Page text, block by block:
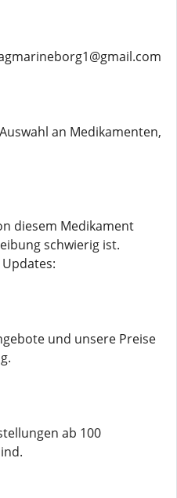
an Medikamenten,
diesem Medikament
schwierig ist.
und unsere Preise
ab 100